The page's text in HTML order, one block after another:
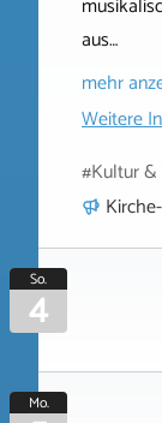
aus…
mehr
Weitere
#Kultur
So.
4
Mo.